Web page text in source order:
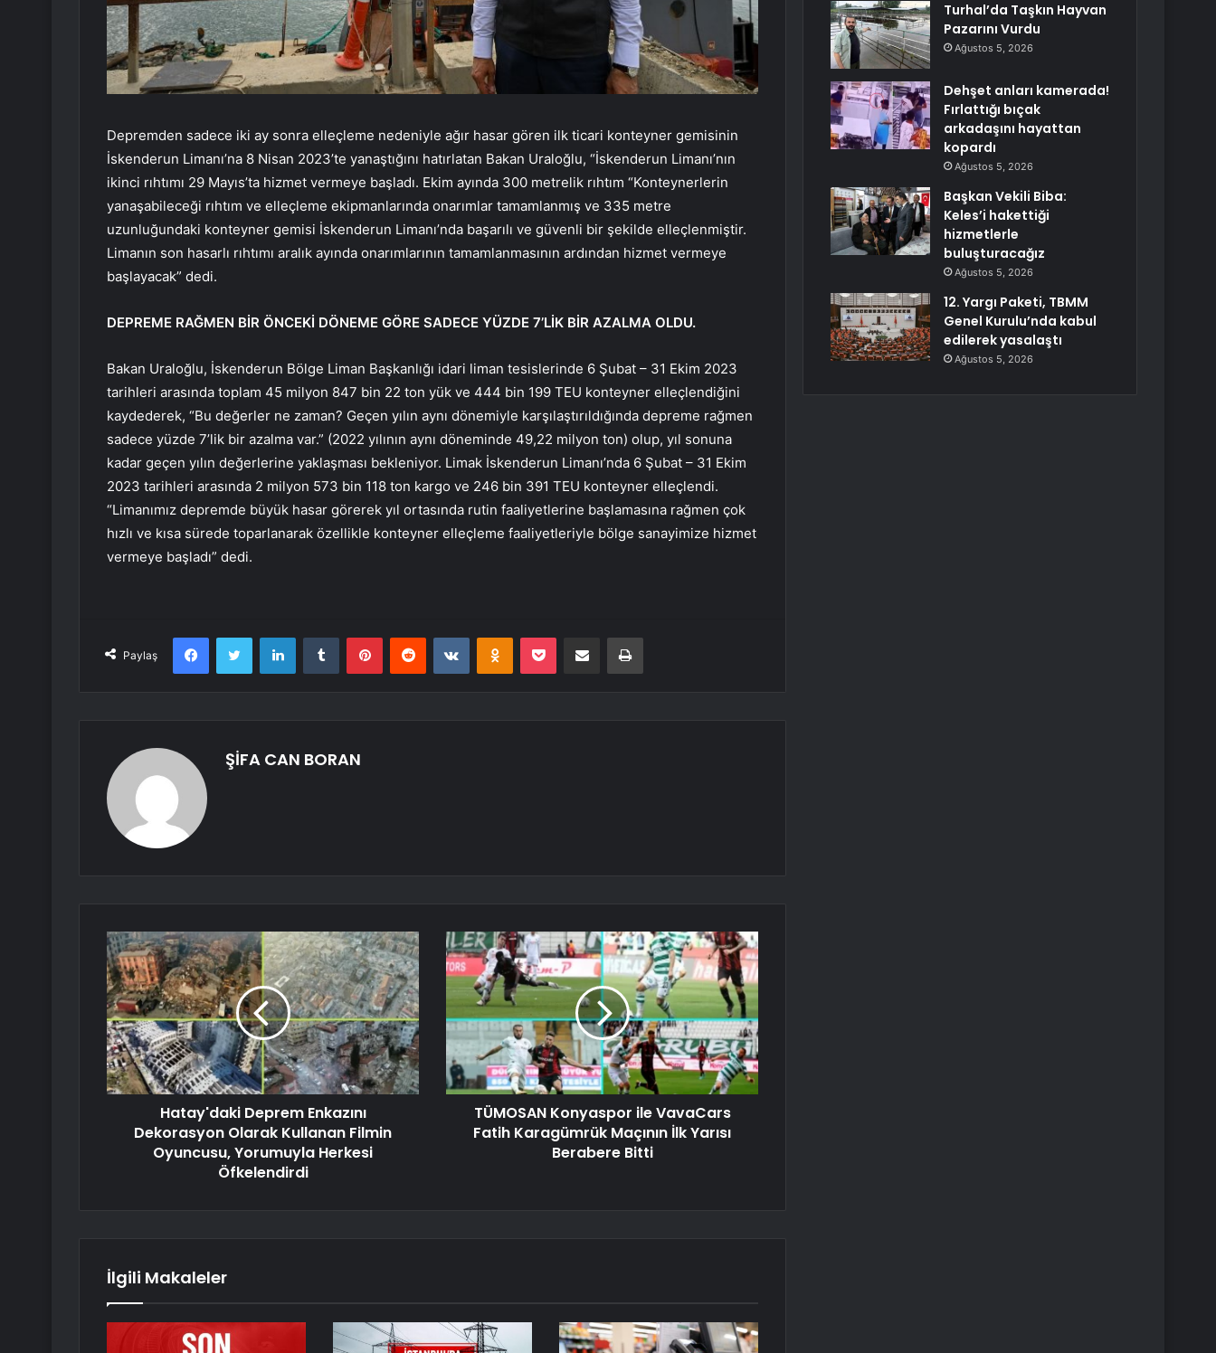
Depremden sadece iki ay sonra elleçleme nedeniyle ağır hasar gören ilk ticari konteyner gemisinin
İskenderun Limanı’na 8 Nisan 2023’te yanaştığını hatırlatan Bakan Uraloğlu, “İskenderun Limanı’nın
ikinci rıhtımı 29 Mayıs’ta hizmet vermeye başladı. Ekim ayında 300 metrelik rıhtım “Konteynerlerin
yanaşabileceği rıhtım ve elleçleme ekipmanlarında onarımlar tamamlanmış ve 335 metre
uzunluğundaki konteyner gemisi İskenderun Limanı’nda başarılı ve güvenli bir şekilde elleçlenmiştir.
Limanın son hasarlı rıhtımı aralık ayında onarımlarının tamamlanmasının ardından hizmet vermeye
başlayacak” dedi.
DEPREME RAĞMEN BİR ÖNCEKİ DÖNEME GÖRE SADECE YÜZDE 7’LİK BİR AZALMA OLDU.
Bakan Uraloğlu, İskenderun Bölge Liman Başkanlığı idari liman tesislerinde 6 Şubat – 31 Ekim 2023
tarihleri ​​arasında toplam 45 milyon 847 bin 22 ton yük ve 444 bin 199 TEU konteyner elleçlendiğini
kaydederek, “Bu değerler ne zaman? Geçen yılın aynı dönemiyle karşılaştırıldığında depreme rağmen
sadece yüzde 7’lik bir azalma var.” (2022 yılının aynı döneminde 49,22 milyon ton) olup, yıl sonuna
kadar geçen yılın değerlerine yaklaşması bekleniyor. Limak İskenderun Limanı’nda 6 Şubat – 31 Ekim
2023 tarihleri ​​arasında 2 milyon 573 bin 118 ton kargo ve 246 bin 391 TEU konteyner elleçlendi.
“Limanımız depremde büyük hasar görerek yıl ortasında rutin faaliyetlerine başlamasına rağmen çok
hızlı ve kısa sürede toparlanarak özellikle konteyner elleçleme faaliyetleriyle bölge sanayimize hizmet
vermeye başladı” dedi.
Paylaş
FacebookTwitter LinkedInTumblr PinterestReddit VKontakteOdnoklassniki
Pocket E-Posta ile paylaş Yazdır
ŞİFA CAN BORAN
Hatay'daki Deprem Enkazını
Dekorasyon Olarak Kullanan Filmin
Oyuncusu, Yorumuyla Herkesi
Öfkelendirdi
TÜMOSAN Konyaspor ile VavaCars
Fatih Karagümrük Maçının İlk Yarısı
Berabere Bitti
İlgili Makaleler
Turhal’da Taşkın Hayvan
Pazarını Vurdu
Ağustos 5, 2026
Dehşet anları kamerada!
Fırlattığı bıçak
arkadaşını hayattan
kopardı
Ağustos 5, 2026
Başkan Vekili Biba:
Keles’i hakettiği
hizmetlerle
buluşturacağız
Ağustos 5, 2026
12. Yargı Paketi, TBMM
Genel Kurulu’nda kabul
edilerek yasalaştı
Ağustos 5, 2026